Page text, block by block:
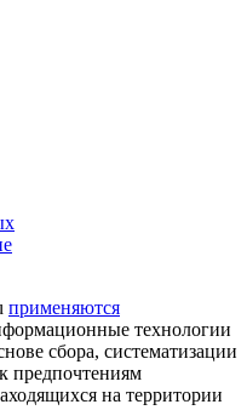
применяются
технологии
сбора, систематизации
предпочтениям
на территории